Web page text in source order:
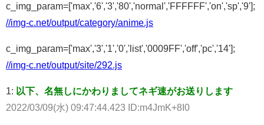
c_img_param=['max','6','3','80','normal','FFFFFF','on','sp','9'];
//img-c.net/output/category/anime.js
c_img_param=['max','3','1','0','list','0009FF','off','pc','14'];
//img-c.net/output/site/292.js
1: 以下、名無しにかわりましてネギ速がお送りします
2022/03/09(水) 09:47:44.423 ID:m4JmK+8I0